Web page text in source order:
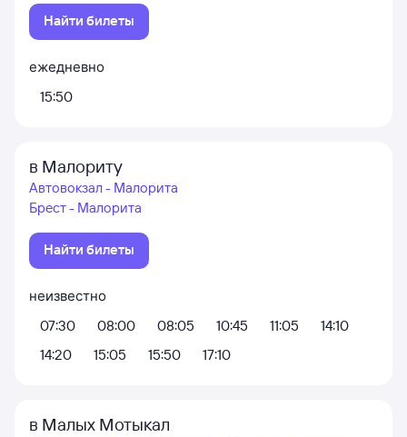
Найти билеты
ежедневно
15:50
в Малориту
Автовокзал - Малорита
Брест - Малорита
Найти билеты
неизвестно
07:30
08:00 08:05 10:45 11:05
14:10
14:20
15:05 15:50 17:10
в Малых Мотыкал